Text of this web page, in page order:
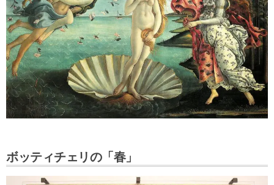
ボッティチェリの「春」